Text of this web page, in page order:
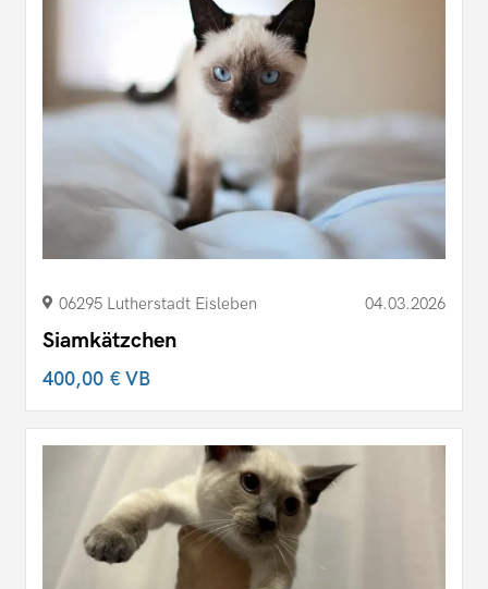
06295 Lutherstadt Eisleben 04.03.2026
Siamkätzchen
400,00 €VB